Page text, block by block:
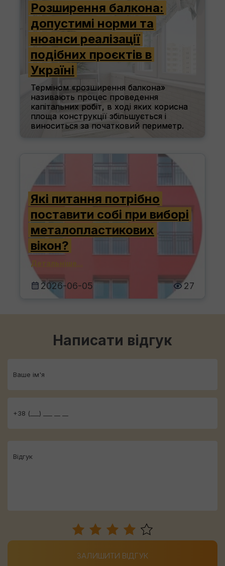
Розширення балкона:
допустимі норми та
нюанси реалізації
подібних проєктів в
Україні
Терміном «розширення балкона»
називають процес проведення
капітальних робіт, в ході яких корисна
площа конструкції збільшується і
виноситься за початковий периметр.
Детальніше...
2026-07-21
Які питання потрібно
поставити собі при виборі
металопластикових
вікон?
Детальніше...
2026-06-05 27
Написати відгук
ЗАЛИШИТИ ВІДГУК